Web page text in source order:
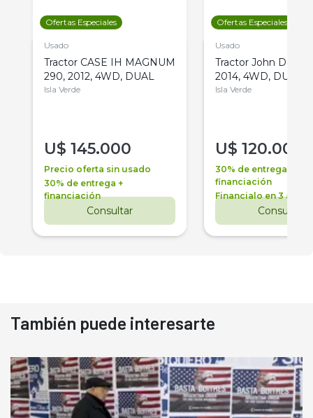
Ofertas Especiales
Usado
Tractor CASE IH MAGNUM
290, 2012, 4WD, DUAL
Isla Verde
U$ 145.000
Precio oferta sin usado
30% de entrega +
financiación
Consultar
Ofertas Especiales
Usado
Tractor John Deere
2014, 4WD, DUAL
Isla Verde
U$ 120.000
30% de entrega +
financiación
Financialo en 3 años
Consultar
También puede interesarte